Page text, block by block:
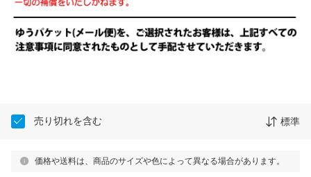
売り切れを含む 標準
価格や送料は、商品のサイズや色によって異なる場合があります。